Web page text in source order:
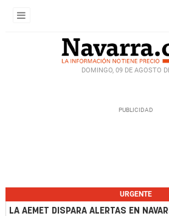
DOMINGO, 09 DE AGOSTO
URGENTE
LA AEMET DISPARA ALERTAS EN